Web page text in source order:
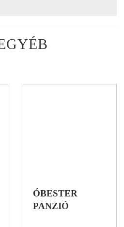
ÓBESTER
PANZIÓ